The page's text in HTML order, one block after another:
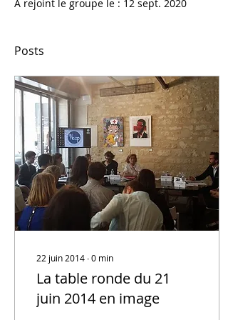
A rejoint le groupe le : 12 sept. 2020
Posts
22 juin 2014 ∙0 min
La table ronde du 21
juin 2014 en image